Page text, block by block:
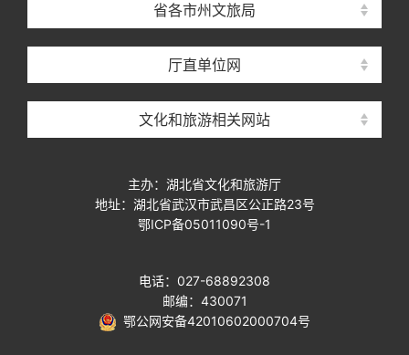
省各市州文旅局
厅直单位网
文化和旅游相关网站
主办：湖北省文化和旅游厅
地址：湖北省武汉市武昌区公正路23号
鄂ICP备05011090号-1
电话：027-68892308
邮编：430071
鄂公网安备42010602000704号